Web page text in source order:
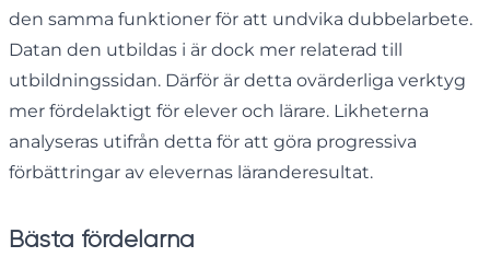
den samma funktioner för att undvika dubbelarbete.
Datan den utbildas i är dock mer relaterad till
utbildningssidan. Därför är detta ovärderliga verktyg
mer fördelaktigt för elever och lärare. Likheterna
analyseras utifrån detta för att göra progressiva
förbättringar av elevernas läranderesultat.
Bästa fördelarna